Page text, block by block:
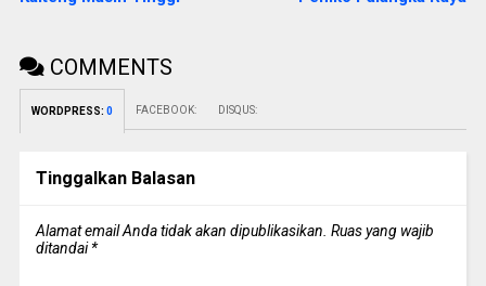
COMMENTS
WORDPRESS: 0 FACEBOOK: DISQUS:
Tinggalkan Balasan
Alamat email Anda tidak akan dipublikasikan. Ruas yang wajib
ditandai*